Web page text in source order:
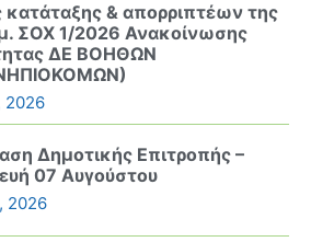
κατάταξης & απορριπτέων της
ΣΟΧ 1/2026 Ανακοίνωσης
ΔΕ ΒΟΗΘΩΝ
2026
Δημοτικής Επιτροπής –
07 Αυγούστου
2026